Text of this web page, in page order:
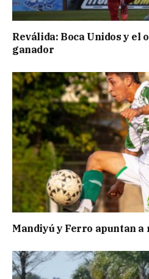
Reválida: Boca Unidos y el
ganador
Mandiyú y Ferro apuntan